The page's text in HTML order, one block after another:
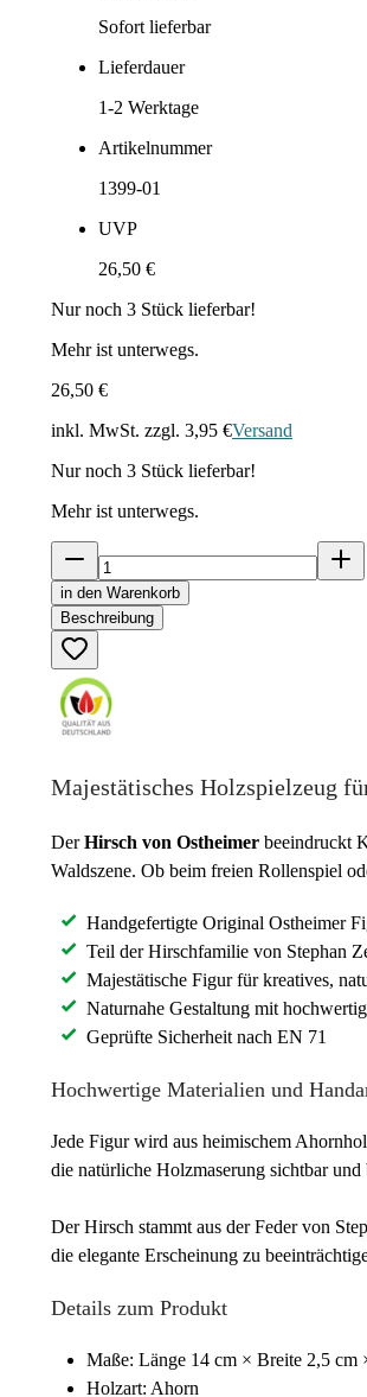
Sofort lieferbar
Lieferdauer
1-2 Werktage
Artikelnummer
1399-01
UVP
26,50 €
Nur noch 3 Stück lieferbar!
Mehr ist unterwegs.
26,50 €
inkl. MwSt. zzgl. 3,95 €Versand
Nur noch 3 Stück lieferbar!
Mehr ist unterwegs.
in den Warenkorb
Beschreibung
Majestätisches Holzspielzeug
DerHirsch von Ostheimer beeindruckt
Waldszene. Ob beim freien Rollenspiel
Handgefertigte Original Ostheimer
Teil der Hirschfamilie von Stephan
Majestätische Figur für kreatives,
Naturnahe Gestaltung mit
Geprüfte Sicherheit nach EN 71
Hochwertige Materialien und
Jede Figur wird aus heimischem
die natürliche Holzmaserung sichtbar
Der Hirsch stammt aus der Feder von
die elegante Erscheinung zu
Details zum Produkt
Maße: Länge 14 cm × Breite 2,5 cm
Holzart: Ahorn